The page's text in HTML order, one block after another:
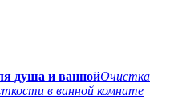
душа и ваннойОчистка
в ванной комнате